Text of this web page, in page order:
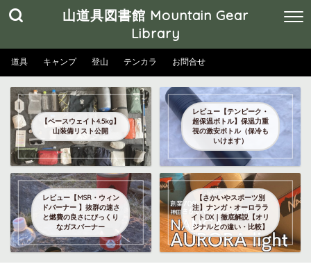
山道具図書館 Mountain Gear
Library
道具 キャンプ 登山 テンカラ お問合せ
【ベースウェイト4.5kg】
山装備リスト公開
レビュー【テンピーク・
超保温ボトル】保温力重
視の激安ボトル（保冷も
いけます）
レビュー【MSR・ウィン
ドバーナー 】抜群の速さ
と燃費の良さにびっくり
なガスバーナー
【さかいやスポーツ別
注】ナンガ・オーロララ
イトDX｜徹底解説【オリ
ジナルとの違い・比較】